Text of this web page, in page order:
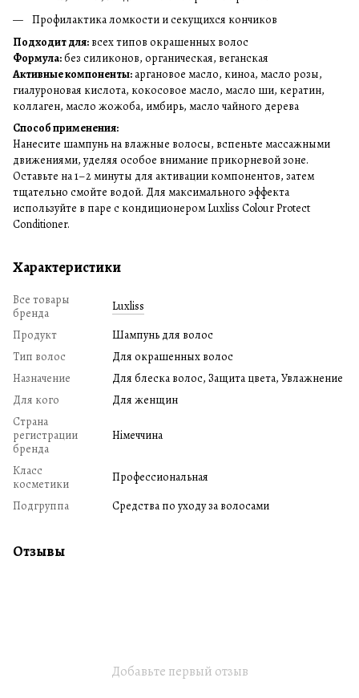
Профилактика ломкости и секущихся кончиков
Подходит для: всех типов окрашенных волос
Формула:без силиконов, органическая, веганская
Активные компоненты: аргановое масло, киноа, масло розы,
гиалуроновая кислота, кокосовое масло, масло ши, кератин,
коллаген, масло жожоба, имбирь, масло чайного дерева
Способ применения:
Нанесите шампунь на влажные волосы, вспеньте массажными
движениями, уделяя особое внимание прикорневой зоне.
Оставьте на 1–2 минуты для активации компонентов, затем
тщательно смойте водой. Для максимального эффекта
используйте в паре с кондиционером Luxliss Colour Protect
Conditioner.
Характеристики
Все товары
бренда
Luxliss
Продукт
Шампунь для волос
Тип волос
Для окрашенных волос
Назначение
Для блеска волос, Защита цвета, Увлажнение
Для кого
Для женщин
Страна
регистрации
бренда
Німеччина
Класс
косметики
Профессиональная
Подгруппа
Средства по уходу за волосами
Отзывы
Добавьте первый отзыв